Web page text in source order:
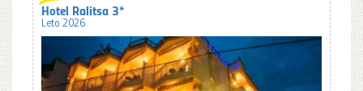
Hotel Ralitsa 3*
Leto 2026